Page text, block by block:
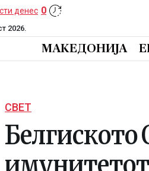
денес 0
2026.
МАКЕДОНИЈА
СВЕТ
Белгиското